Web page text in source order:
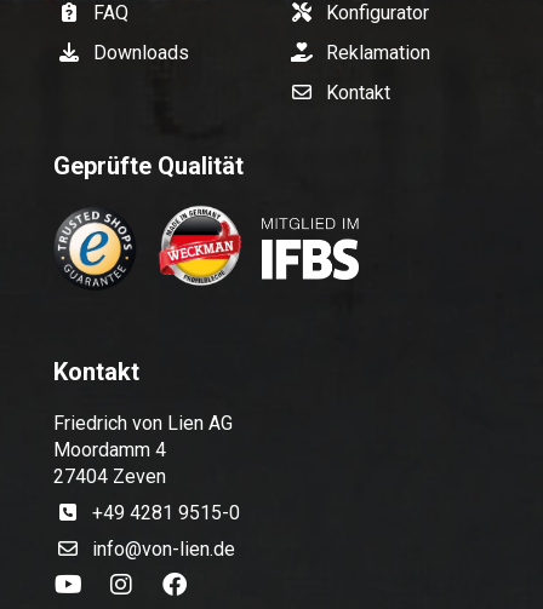
FAQ
Downloads
Konfigurator
Reklamation
Kontakt
Geprüfte Qualität
Kontakt
Friedrich von Lien AG
Moordamm 4
27404 Zeven
+49 4281 9515-0
info@von-lien.de